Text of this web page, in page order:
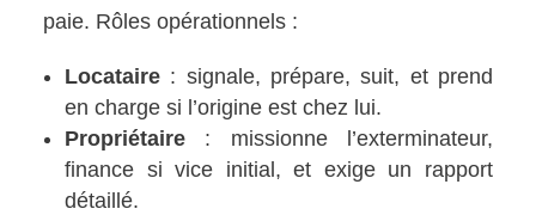
paie. Rôles opérationnels :
Locataire : signale, prépare, suit, et prend
en charge si l’origine est chez lui.
Propriétaire : missionne l’exterminateur,
finance si vice initial, et exige un rapport
détaillé.